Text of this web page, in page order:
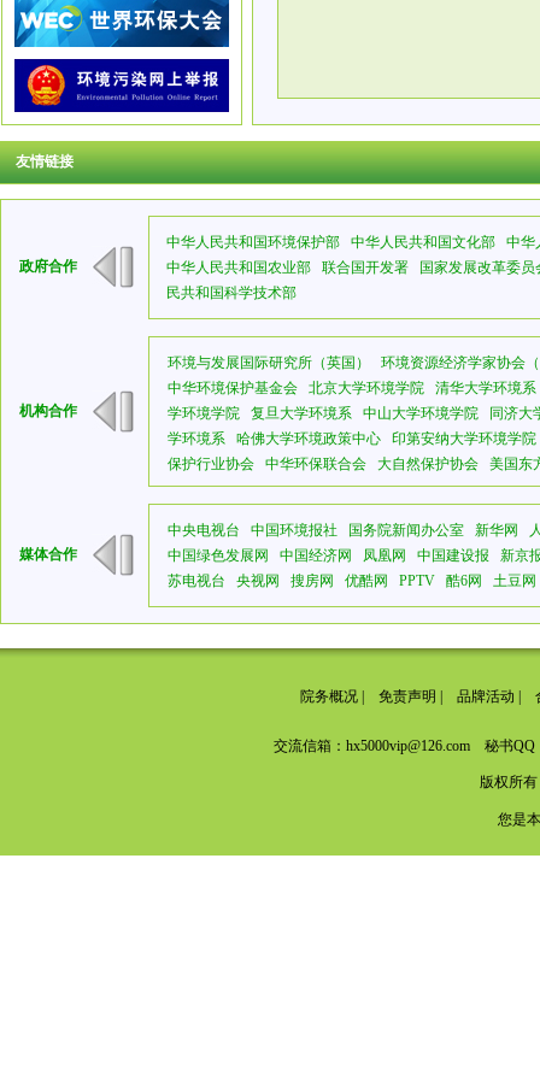
友情链接
政府合作
中华人民共和国环境保护部 中华人民共和国文化部
中华
中华人民共和国农业部
联合国开发署
国家发展改革委员
民共和国科学技术部
机构合作
环境与发展国际研究所（英国）
环境资源经济学家协会
中华环境保护基金会
北京大学环境学院
清华大学环境系
学环境学院
复旦大学环境系 中山大学环境学院
同济大
学环境系
哈佛大学环境政策中心
印第安纳大学环境学院
保护行业协会
中华环保联合会 大自然保护协会 美国东
媒体合作
中央电视台 中国环境报社 国务院新闻办公室 新华网
中国绿色发展网
中国经济网 凤凰网 中国建设报
新京
苏电视台
央视网 搜房网 优酷网 PPTV 酷6网 土豆网
院务概况| 免责声明 品牌活动
交流信箱：hx5000vip@126.com 秘书
版权所
您是